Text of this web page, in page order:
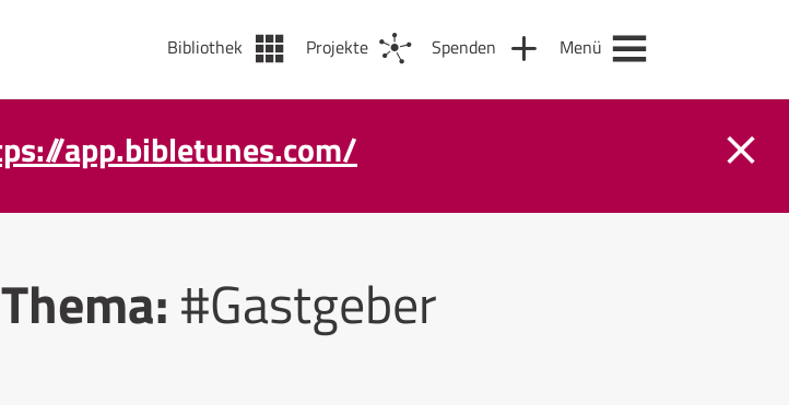
Bibliothek Projekte Spenden Menü
app.bibletunes.com/
#Gastgeber